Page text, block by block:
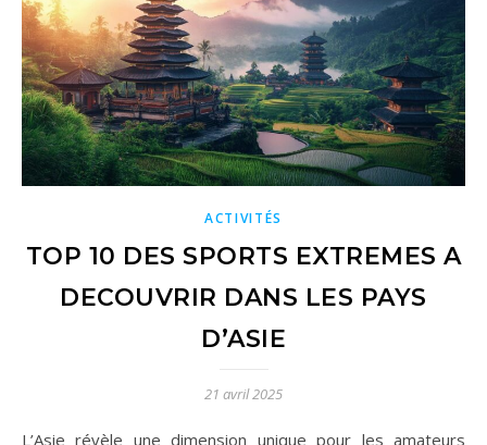
ACTIVITÉS
TOP 10 DES SPORTS EXTREMES A
DECOUVRIR DANS LES PAYS
D’ASIE
21 avril 2025
L’Asie révèle une dimension unique pour les amateurs